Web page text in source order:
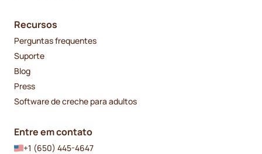
Recursos
Perguntas frequentes
Suporte
Blog
Press
Software de creche para adultos
Entre em contato
+1 (650) 445-4647